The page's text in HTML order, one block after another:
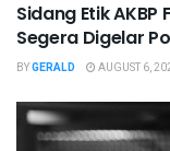
Sidang Etik
Segera Digelar
BYGERALD AUGUST 6,